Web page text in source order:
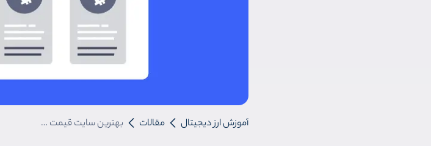
آموزش ارز دیجیتال مقالات بهترین سایت قیمت لحظه ای ارز دیجیتال | سایت بررسی قیمت تتر